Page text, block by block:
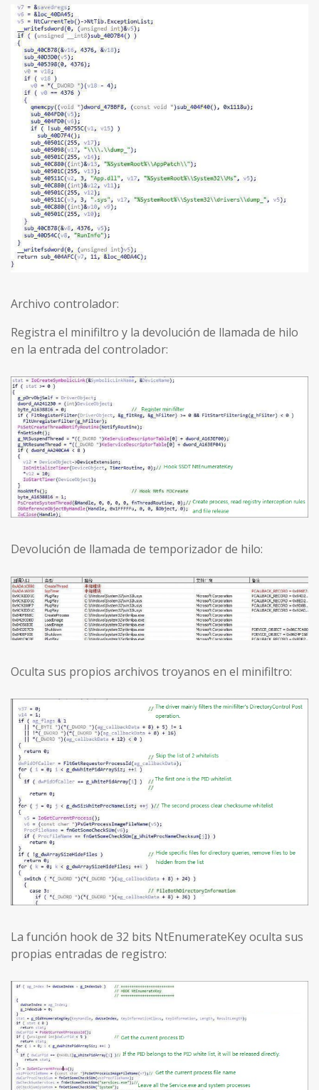
Archivo controlador:
Registra el minifiltro y la devolución de llamada de hilo
en la entrada del controlador:
Devolución de llamada de temporizador de hilo:
Oculta sus propios archivos troyanos en el minifiltro:
La función hook de 32 bits NtEnumerateKey oculta sus
propias entradas de registro: